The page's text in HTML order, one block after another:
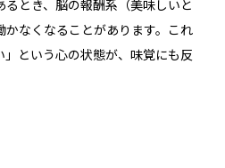
とき、脳の報酬系（美味しいと
なくなることがあります。これ
」という心の状態が、味覚にも反